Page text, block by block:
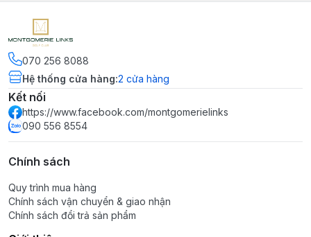
070 256 8088
Hệ thống cửa hàng:2 cửa hàng
Kết nối
https://www.facebook.com/montgomerielinks
090 556 8554
Chính sách
Quy trình mua hàng
Chính sách vận chuyển & giao nhận
Chính sách đổi trả sản phẩm